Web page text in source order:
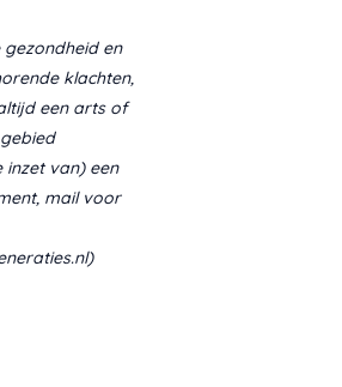
en
klachten,
een arts of
inzet van) een
mail voor